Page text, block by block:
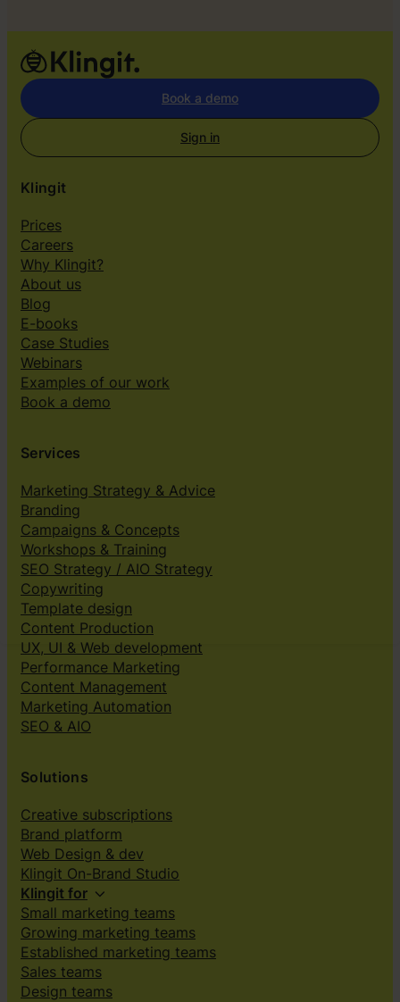
Book a demo
Sign in
Klingit
Prices
Careers
Why Klingit?
About us
Blog
E-books
Case Studies
Webinars
Examples of our work
Book a demo
Services
Marketing Strategy & Advice
Branding
Campaigns & Concepts
Workshops & Training
SEO Strategy / AIO Strategy
Copywriting
Template design
Content Production
UX, UI & Web development
Performance Marketing
Content Management
Marketing Automation
SEO & AIO
Solutions
Creative subscriptions
Brand platform
Web Design & dev
Klingit On-Brand Studio
Klingit for
Small marketing teams
Growing marketing teams
Established marketing teams
Sales teams
Design teams